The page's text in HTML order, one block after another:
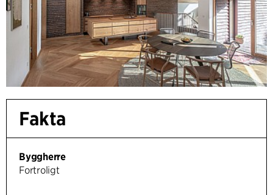
Fakta
Byggherre
Fortroligt